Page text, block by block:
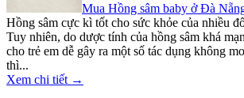
Mua Hồng sâm baby ở Đà
Hồng sâm cực kì tốt cho sức khỏe của nhiều
Tuy nhiên, do dược tính của hồng sâm khá
cho trẻ em dễ gây ra một số tác dụng không
thì...
Xem chi tiết →